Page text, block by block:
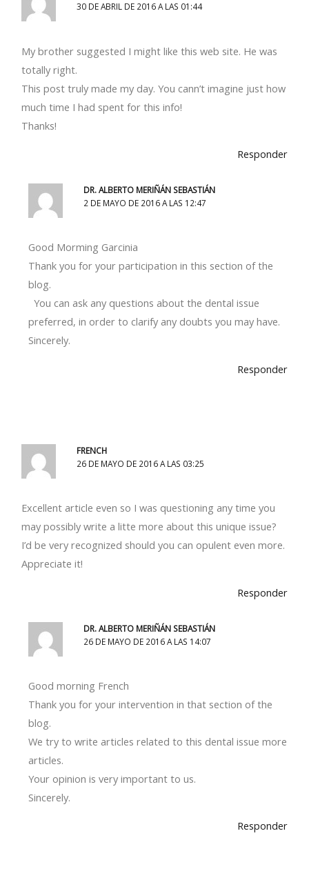
30 DE ABRIL DE 2016 A LAS 01:44
My brother suggested I might like this web site. He was
totally right.
This post truly made my day. You cann’t imagine just how
much time I had spent for this info!
Thanks!
Responder
DR. ALBERTO MERIÑÁN SEBASTIÁN
2 DE MAYO DE 2016 A LAS 12:47
Good Morming Garcinia
Thank you for your participation in this section of the
blog.
You can ask any questions about the dental issue
preferred, in order to clarify any doubts you may have.
Sincerely.
Responder
FRENCH
26 DE MAYO DE 2016 A LAS 03:25
Excellent article even so I was questioning any time you
may possibly write a litte more about this unique issue?
I’d be very recognized should you can opulent even more.
Appreciate it!
Responder
DR. ALBERTO MERIÑÁN SEBASTIÁN
26 DE MAYO DE 2016 A LAS 14:07
Good morning French
Thank you for your intervention in that section of the
blog.
We try to write articles related to this dental issue more
articles.
Your opinion is very important to us.
Sincerely.
Responder